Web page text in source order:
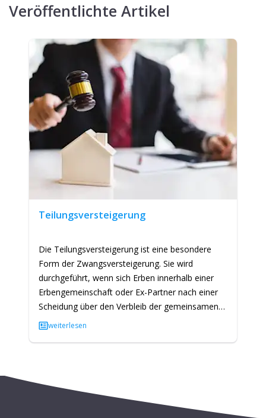
Veröffentlichte Artikel
Teilungsversteigerung
Die Teilungsversteigerung ist eine besondere
Form der Zwangsversteigerung. Sie wird
durchgeführt, wenn sich Erben innerhalb einer
Erbengemeinschaft oder Ex-Partner nach einer
Scheidung über den Verbleib der gemeinsamen
Immobilie nicht einig werden…
weiterlesen